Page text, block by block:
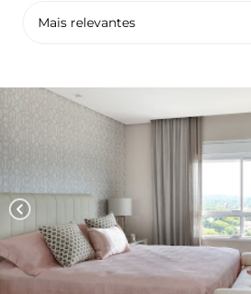
Mais relevantes
chevron_left